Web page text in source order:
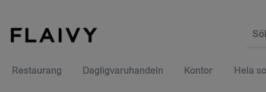
Restaurang Dagligvaruhandeln Kontor Hela